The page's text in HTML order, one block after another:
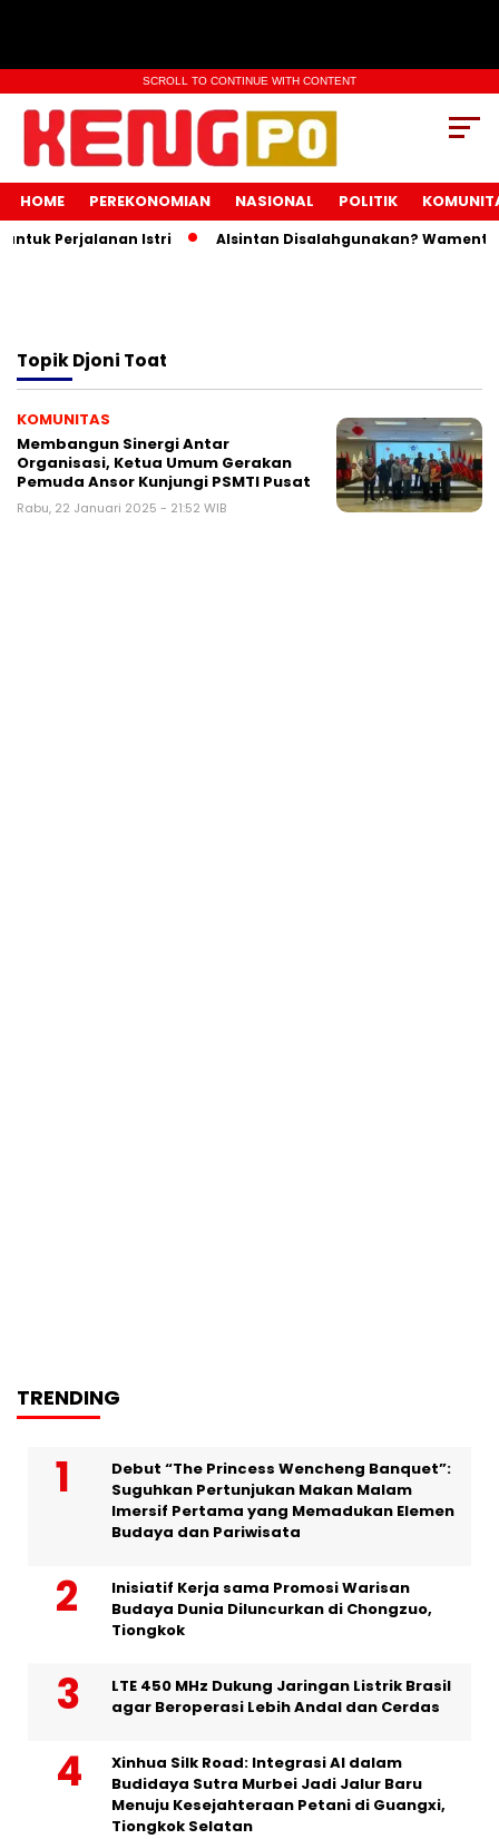
SCROLL TO CONTINUE WITH CONTENT
HOME PEREKONOMIAN NASIONAL POLITIK
Perjalanan Istri Alsintan Disalahgunakan?
TopikDjoni Toat
KOMUNITAS
Membangun Sinergi Antar
Organisasi, Ketua Umum Gerakan
Pemuda Ansor Kunjungi PSMTI Pusat
Rabu, 22 Januari 2025 - 21:52 WIB
TRENDING
Debut “The Princess Wencheng Banquet”:
Suguhkan Pertunjukan Makan Malam
Imersif Pertama yang Memadukan Elemen
Budaya dan Pariwisata
Inisiatif Kerja sama Promosi Warisan
Budaya Dunia Diluncurkan di Chongzuo,
Tiongkok
LTE 450 MHz Dukung Jaringan Listrik Brasil
agar Beroperasi Lebih Andal dan Cerdas
Xinhua Silk Road: Integrasi AI dalam
Budidaya Sutra Murbei Jadi Jalur Baru
Menuju Kesejahteraan Petani di Guangxi,
Tiongkok Selatan